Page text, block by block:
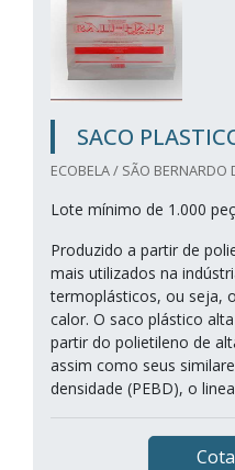
SACO
ECOBELA / SÃO BERNARDO
Lote mínimo de 1.000
Produzido a partir de
mais utilizados na
termoplásticos, ou seja,
calor. O saco plástico
partir do polietileno de
assim como seus
densidade (PEBD), o